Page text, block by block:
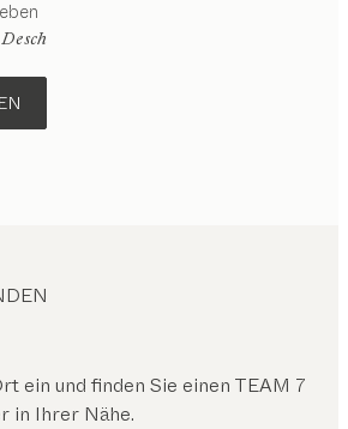
ein und finden Sie einen TEAM 7
in Ihrer Nähe.